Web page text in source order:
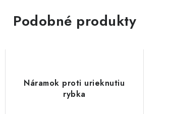
Podobné produkty
Náramok proti urieknutiu
rybka